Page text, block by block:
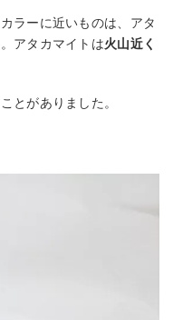
ラーに近いものは、アタ
アタカマイトは火山近く
とがありました。